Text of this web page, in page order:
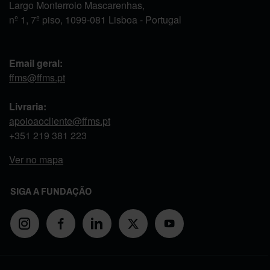
Largo Monterroio Mascarenhas,
nº 1, 7º piso, 1099-081 Lisboa - Portugal
Email geral:
ffms@ffms.pt
Livraria:
apoioaocliente@ffms.pt
+351 219 381 223
Ver no mapa
SIGA A FUNDAÇÃO